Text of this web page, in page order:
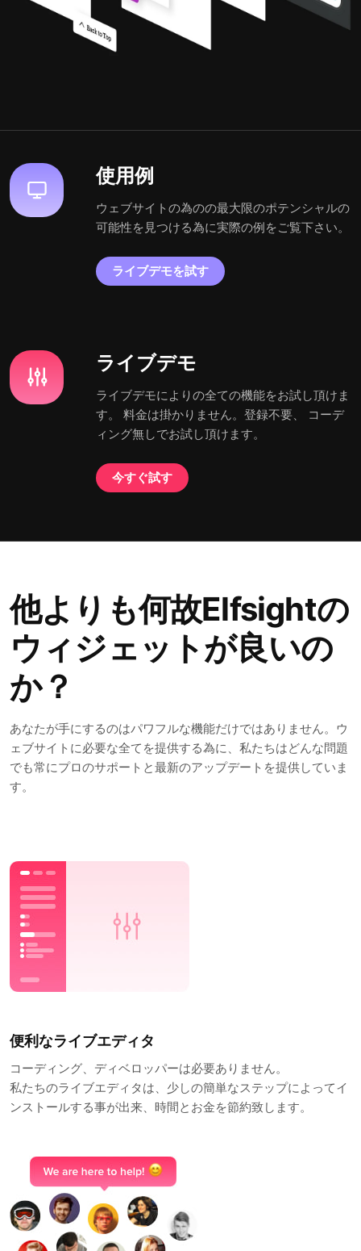
使用例
ウェブサイトの為のの最大限のポテンシャルの
可能性を見つける為に実際の例をご覧下さい。
ライブデモを試す
ライブデモ
ライブデモによりの全ての機能をお試し頂けま
す。 料金は掛かりません。登録不要、 コーデ
ィング無しでお試し頂けます。
今すぐ試す
他よりも何故Elfsightの
ウィジェットが良いの
か？
あなたが手にするのはパワフルな機能だけではありません。ウ
ェブサイトに必要な全てを提供する為に、私たちはどんな問題
でも常にプロのサポートと最新のアップデートを提供していま
す。
便利なライブエディタ
コーディング、ディベロッパーは必要ありません。
私たちのライブエディタは、少しの簡単なステップによってイ
ンストールする事が出来、時間とお金を節約致します。